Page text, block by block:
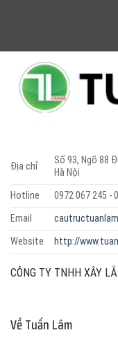
Địa chỉ
Số 93, Ngõ 88
Hà Nội
Hotline
0972 067 245 -
Email
Website
http://
CÔNG TY TNHH XÂY
Về Tuấn Lâm